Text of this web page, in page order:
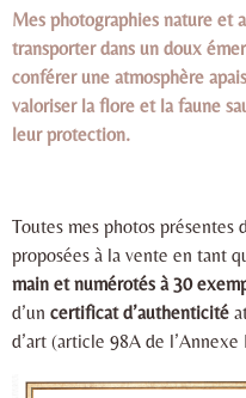
Mes photographies nature et
transporter dans un doux
conférer une atmosphère
valoriser la flore et la faune
leur protection.
Toutes mes photos présentes
proposées à la vente en tant
main et numérotés à 30
d’un certificat d’authenticité
d’art (article 98A de